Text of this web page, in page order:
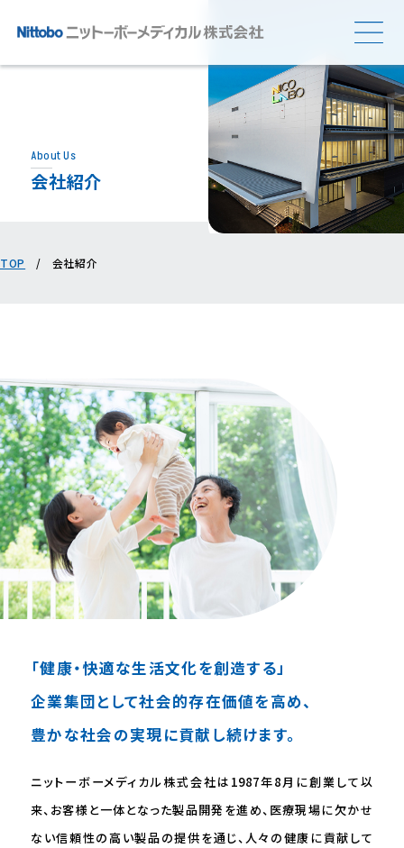
研究開発・生産拠点
医療機関等との関係の透明性に関する指針
製品紹介
体外診断用医薬品・認定検査試薬など
研究⽤抗体（脳神経・がん関連等）、
JP
About Us
会社紹介
TOP / 会社紹介
「健康‧快適な⽣活⽂化を創造する」
企業集団として社会的存在価値を⾼め、
豊かな社会の実現に貢献し続けます。
ニットーボーメディカル株式会社は1987年8⽉に創業して以
来、お客様と⼀体となった製品開発を進め、医療現場に⽋かせ
ない信頼性の⾼い製品の提供を通じ、⼈々の健康に貢献して